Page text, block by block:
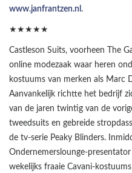
www.janfrantzen.nl .
★★★★★
Castleson Suits, voorheen The
online modezaak waar heren
kostuums van merken als Marc
Aanvankelijk richtte het bedrijf
van de jaren twintig van de
tweedsuits en gebreide
de tv-serie Peaky Blinders.
Ondernemerslounge-
wekelijks fraaie Cavani-